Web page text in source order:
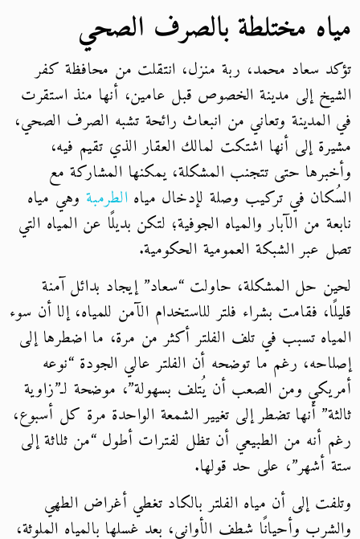
مياه مختلطة بالصرف الصحي
تؤكد سعاد محمد، ربة منزل، انتقلت من محافظة كفر
الشيخ إلى مدينة الخصوص قبل عامين، أنها منذ استقرت
في المدينة وتعاني من انبعاث رائحة تشبه الصرف الصحي،
مشيرة إلى أنها اشتكت لمالك العقار الذي تقيم فيه،
وأخبرها حتى تتجنب المشكلة، يمكنها المشاركة مع
السُكان في تركيب وصلة لإدخال مياه الطرمبة وهي مياه
نابعة من الآبار والمياه الجوفية؛ لتكن بديلًا عن المياه التي
تصل عبر الشبكة العمومية الحكومية.
لحين حل المشكلة، حاولت “سعاد” إيجاد بدائل آمنة
قليلًا، فقامت بشراء فلتر للاستخدام الآمن للمياه، إلا أن سوء
المياه تسبب في تلف الفلتر أكثر من مرة، ما اضطرها إلى
إصلاحه، رغم ما توضحه أن الفلتر عالي الجودة “نوعه
أمريكي ومن الصعب أن يُتلف بسهولة”، موضحة لـ”زاوية
ثالثة” أنها تضطر إلى تغيير الشمعة الواحدة مرة كل أسبوع،
رغم أنه من الطبيعي أن تظل لفترات أطول “من ثلاثة إلى
ستة أشهر”، على حد قولها.
وتلفت إلى أن مياه الفلتر بالكاد تغطي أغراض الطهي
والشرب وأحيانًا شطف الأواني، بعد غسلها بالمياه الملوثة،